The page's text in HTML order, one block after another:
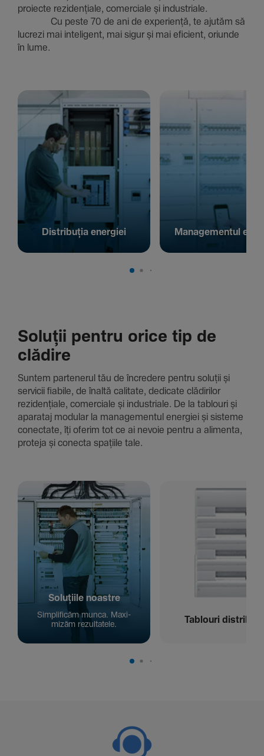
proiecte rezi­den­țiale, comer­ciale și indus­triale.
Cu peste 70 de ani de expe­riență, te ajutăm să
lucrezi mai inte­li­gent, mai sigur și mai eficient, oriunde
în lume.
Distribuția energiei Managementul
Soluții pentru orice tip de
clădire
Suntem parte­nerul tău de încre­dere pentru soluții și
servicii fiabile, de înaltă cali­tate, dedi­cate clădi­rilor
rezi­den­țiale, comer­ciale și indus­triale. De la tablouri și
aparataj modular la managementul energiei și sisteme
conec­tate, îți oferim tot ce ai nevoie pentru a alimenta,
proteja și conecta spațiile tale.
Solu­țiile noastre
Simpli­ficăm munca. Maxi­
mizăm rezul­ta­tele.
Tablouri